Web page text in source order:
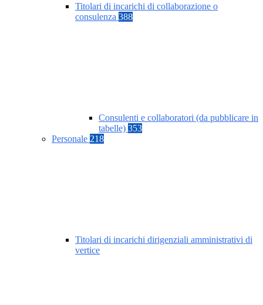
Titolari di incarichi di collaborazione o
consulenza 388
Consulenti e collaboratori (da pubblicare in
tabelle) 353
Personale 218
Titolari di incarichi dirigenziali amministrativi di
vertice